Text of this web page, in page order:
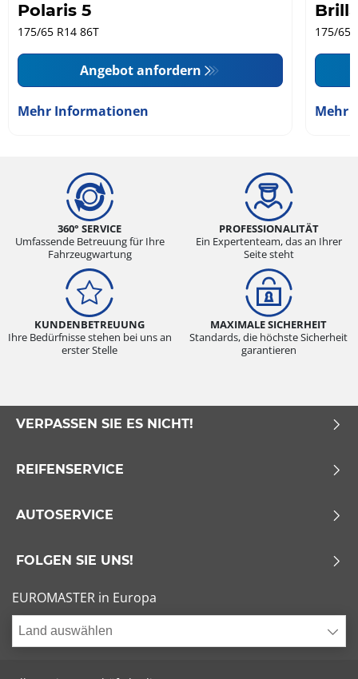
Polaris 5
175/65 R14 86T
Angebot anfordern
Mehr Informationen
175/65
Mehr
360° SERVICE
Umfassende Betreuung für Ihre
Fahrzeugwartung
PROFESSIONALITÄT
Ein Expertenteam, das an Ihrer
Seite steht
KUNDENBETREUUNG
Ihre Bedürfnisse stehen bei uns an
erster Stelle
MAXIMALE SICHERHEIT
Standards, die höchste Sicherheit
garantieren
VERPASSEN SIE ES NICHT!
REIFENSERVICE
AUTOSERVICE
FOLGEN SIE UNS!
EUROMASTER in Europa
Land auswählen